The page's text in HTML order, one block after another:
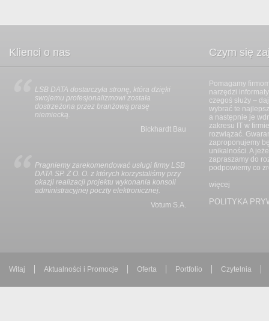
Klienci o nas Czym się
LSB DATA dostarczyła stronę, która dzięki
swojemu profesjonalizmowi została
dostrzeżona przez branżową prasę
niemiecką.
Bickhardt Bau
Pragniemy zarekomendować usługi firmy LSB
DATA SP. Z O. O. z których korzystaliśmy przy
okazji realizacji projektu wykonania konsoli
administracyjnej poczty elektronicznej.
Votum S.A.
Wszystkie prace
i zgodnie z
harmonijnie i bez
LSB DATA
Na projekt
graficznej
uruchomienie
wszystkie
oraz ergonomii
Pomagamy
narzędzi
czegoś służy –
wybrać te
a następnie je
zakresu IT w
rozwiązać.
zaproponujemy
unikalności. A
zapraszamy do
podpowiemy co
więcej
POLITYKA
Witaj Aktualności i Promocje Oferta Portfolio Czytelnia